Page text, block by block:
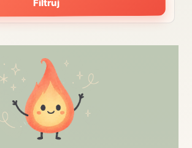
Filtruj